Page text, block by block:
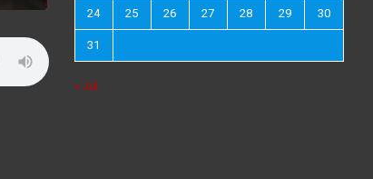
24 25 26 27 28 29 30
31
« Jul